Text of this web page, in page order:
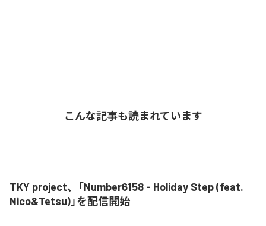
こんな記事も読まれています
TKY project、「Number6158 - Holiday Step (feat.
Nico&Tetsu)」を配信開始